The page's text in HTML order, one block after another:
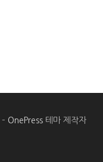
– OnePress테마 제작자